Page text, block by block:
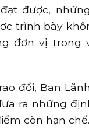
được,
trình bày
đơn vị trong
đổi, Ban
ra những
còn hạn chế.